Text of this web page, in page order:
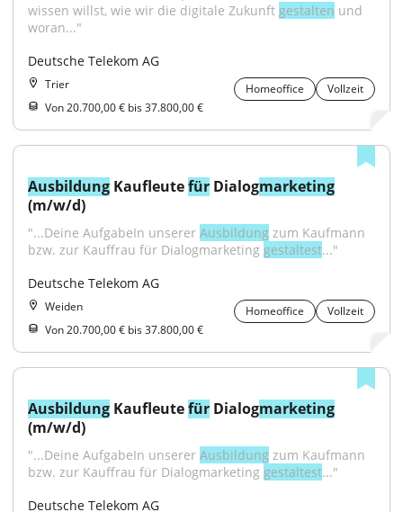
wissen willst, wie wir die digitale Zukunft gestalten und
woran..."
Deutsche Telekom AG
Trier Homeoffice
Vollzeit
Von 20.700,00 € bis 37.800,00 €
Ausbildung Kaufleute für Dialogmarketing
(m/w/d)
"...Deine AufgabeIn unserer Ausbildung zum Kaufmann
bzw. zur Kauffrau für Dialogmarketing gestaltest..."
Deutsche Telekom AG
Weiden Homeoffice
Vollzeit
Von 20.700,00 € bis 37.800,00 €
Ausbildung Kaufleute für Dialogmarketing
(m/w/d)
"...Deine AufgabeIn unserer Ausbildung zum Kaufmann
bzw. zur Kauffrau für Dialogmarketing gestaltest..."
Deutsche Telekom AG